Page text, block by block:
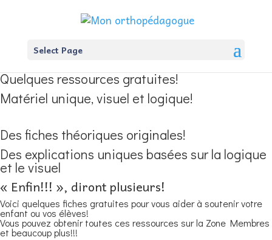
Select Page
Quelques ressources gratuites!
Matériel unique, visuel et logique!
Des fiches théoriques originales!
Des explications uniques basées sur la logique
et le visuel
« Enfin!!! », diront plusieurs!
Voici quelques fiches gratuites pour vous aider à soutenir votre
enfant ou vos élèves!
Vous pouvez obtenir toutes ces ressources sur la Zone Membres
et beaucoup plus!!!